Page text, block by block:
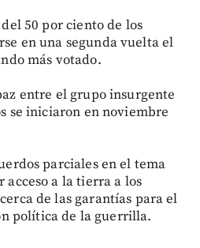
50 por ciento de los
en una segunda vuelta el
más votado.
entre el grupo insurgente
se iniciaron en noviembre
parciales en el tema
a la tierra a los
de las garantías para el
política de la guerrilla.